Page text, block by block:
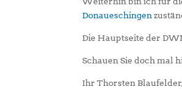
Donaueschingen
Die Hauptseite der
Schauen Sie doch mal
Ihr Thorsten